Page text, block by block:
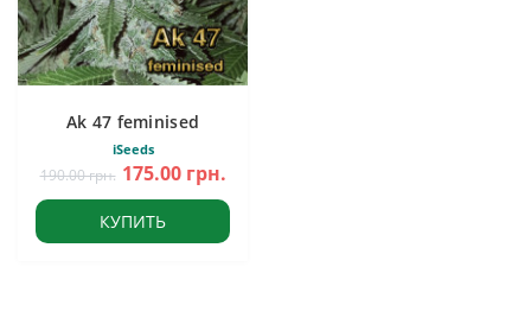
Ak 47 feminised
iSeeds
190.00 грн. 175.00 грн.
КУПИТЬ